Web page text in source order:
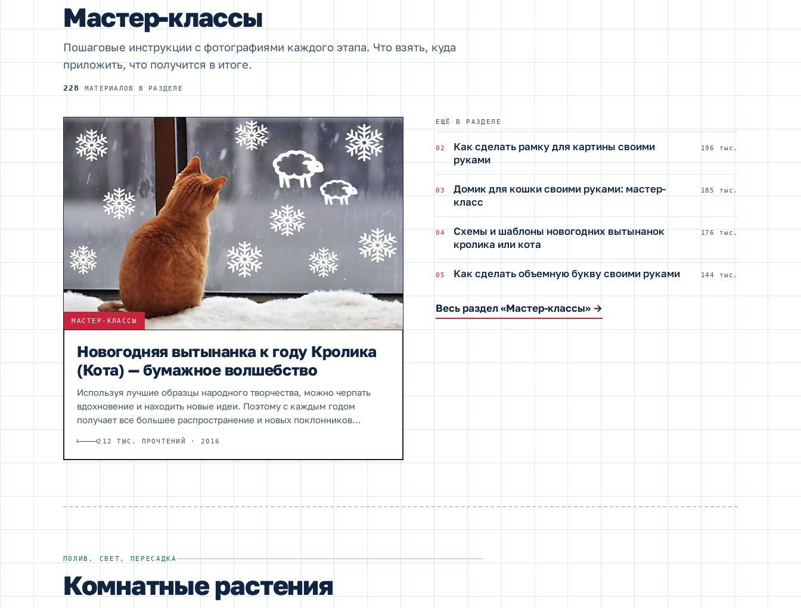
Мастер-классы
Пошаговые инструкции с фотографиями каждого этапа. Что взять, куда
приложить, что получится в итоге.
228 МАТЕРИАЛОВ В РАЗДЕЛЕ
МАСТЕР-КЛАССЫ
Новогодняя вытынанка к году Кролика
(Кота) — бумажное волшебство
Используя лучшие образцы народного творчества, можно черпать
вдохновение и находить новые идеи. Поэтому с каждым годом
получает все большее распространение и новых поклонников
212 ТЫС. ПРОЧТЕНИЙ · 2016
ЕЩЁ В РАЗДЕЛЕ
02
Как сделать рамку для картины своими
руками
196 тыс.
03
Домик для кошки своими руками: мастер-
класс
185 тыс.
04
Схемы и шаблоны новогодних вытынанок
кролика или кота
176 тыс.
05 Как сделать объемную букву своими руками 144 тыс.
Весь раздел «Мастер-классы» →
ПОЛИВ, СВЕТ, ПЕРЕСАДКА
Комнатные растения